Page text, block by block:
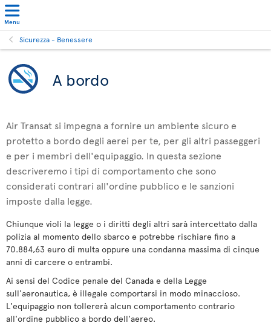
Menu
Sicurezza - Benessere
A bordo
Air Transat si impegna a fornire un ambiente sicuro e
protetto a bordo degli aerei per te, per gli altri passeggeri
e per i membri dell'equipaggio. In questa sezione
descriveremo i tipi di comportamento che sono
considerati contrari all'ordine pubblico e le sanzioni
imposte dalla legge.
Chiunque violi la legge o i diritti degli altri sarà intercettato dalla
polizia al momento dello sbarco e potrebbe rischiare fino a
70.884,63 euro di multa oppure una condanna massima di cinque
anni di carcere o entrambi.
Ai sensi del Codice penale del Canada e della Legge
sull'aeronautica, è illegale comportarsi in modo minaccioso.
L'equipaggio non tollererà alcun comportamento contrario
all'ordine pubblico a bordo dell'aereo.